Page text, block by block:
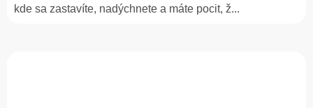
kde sa zastavíte, nadýchnete a máte pocit, ž...